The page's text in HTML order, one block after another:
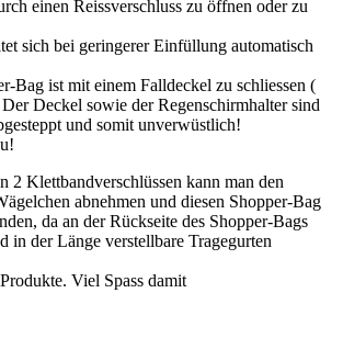
einen Reissverschluss zu öffnen oder zu
sich bei geringerer Einfüllung automatisch
Bag ist mit einem Falldeckel zu schliessen (
Deckel sowie der Regenschirmhalter sind
und somit unverwüstlich!
2 Klettbandverschlüssen kann man den
abnehmen und diesen Shopper-Bag
da an der Rückseite des Shopper-Bags
in der Länge verstellbare Tragegurten
Viel Spass damit